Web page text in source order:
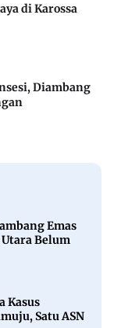
di Karossa
Diambang
Emas
Belum
Kasus
Satu ASN